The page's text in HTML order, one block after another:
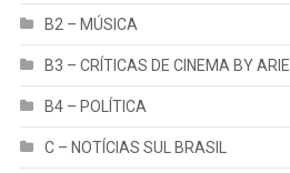
B2 – MÚSICA
B3 – CRÍTICAS DE CINEMA BY ARIEL
B4 – POLÍTICA
C – NOTÍCIAS SUL BRASIL